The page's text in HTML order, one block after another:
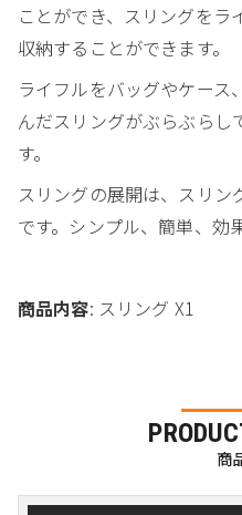
ことができ、スリングをラ
収納することができます。
ライフルをバッグやケース
んだスリングがぶらぶらし
す。
スリングの展開は、スリ
です。シンプル、簡単、効
商品内容: スリング X1
商